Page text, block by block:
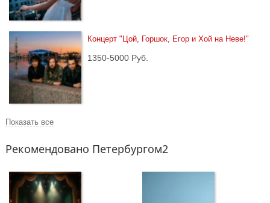
Концерт "Цой, Горшок, Егор и Хой на Неве!"
1350-5000 Руб.
Показать все
Рекомендовано Петербургом2